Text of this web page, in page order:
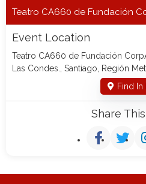
Teatro CA660 de Fundación
Event Location
Teatro CA660 de Fundación
Las Condes., Santiago, Región
Find In
Share